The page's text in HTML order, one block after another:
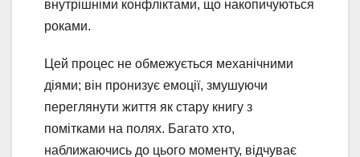
внутрішніми конфліктами, що накопичуються
роками.
Цей процес не обмежується механічними
діями; він пронизує емоції, змушуючи
переглянути життя як стару книгу з
помітками на полях. Багато хто,
наближаючись до цього моменту, відчуває